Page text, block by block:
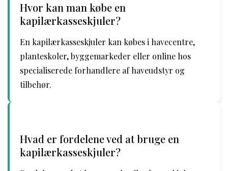
Hvor kan man købe en
kapilærkasseskjuler?
En kapilærkasseskjuler kan købes i havecentre,
planteskoler, byggemarkeder eller online hos
specialiserede forhandlere af haveudstyr og
tilbehør.
Hvad er fordelene ved at bruge en
kapilærkasseskjuler?